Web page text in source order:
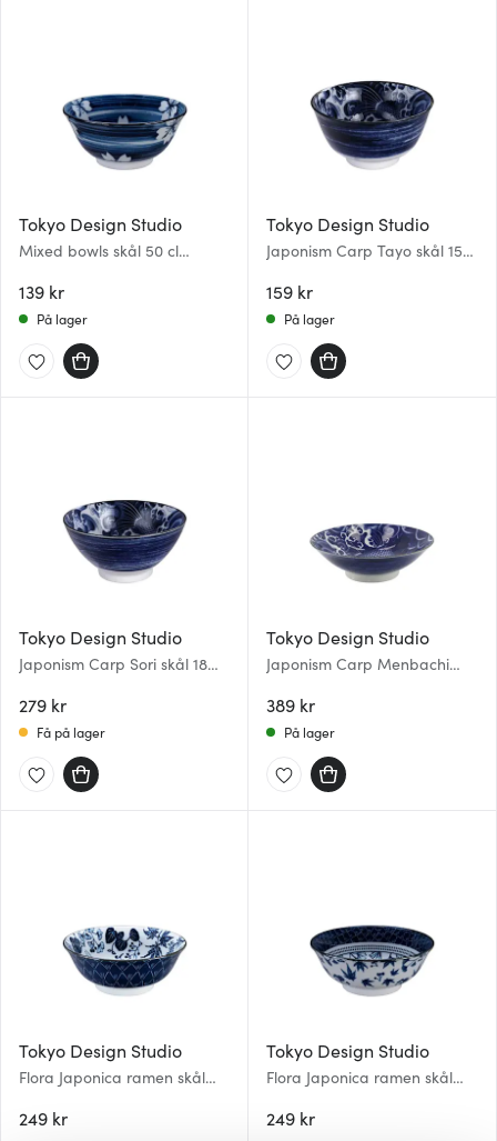
Tokyo Design Studio
Mixed bowls skål 50 cl
139 kr
På lager
Tokyo Design Studio
Japonism Carp Tayo skål 15
159 kr
På lager
Tokyo Design Studio
Japonism Carp Sori skål 18
279 kr
Få på lager
Tokyo Design Studio
Japonism Carp Menbachi
389 kr
På lager
Tokyo Design Studio
Flora Japonica ramen skål
249 kr
Tokyo Design Studio
Flora Japonica ramen skål
249 kr